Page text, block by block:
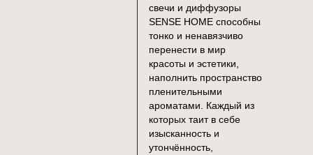
свечи и диффузоры
SENSE HOME способны
тонко и ненавязчиво
перенести в мир
красоты и эстетики,
наполнить пространство
пленительными
ароматами. Каждый из
которых таит в себе
изысканность и
утончённость,